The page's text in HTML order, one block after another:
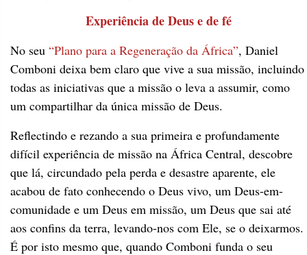
Experiência de Deuse de fé
No seu “Plano para a Regeneração da África”, Daniel
Comboni deixa bem claro que vive a sua missão, incluindo
todas as iniciativas que a missão o leva a assumir, como
um compartilhar da única missão de Deus.
Reflectindo e rezando a sua primeira e profundamente
difícil experiência de missão na África Central, descobre
que lá, circundado pela perda e desastre aparente, ele
acabou de fato conhecendo o Deus vivo, um Deus-em-
comunidade e um Deus em missão, um Deus que sai até
aos confins da terra, levando-nos com Ele, se o deixarmos.
É por isto mesmo que, quando Comboni funda o seu